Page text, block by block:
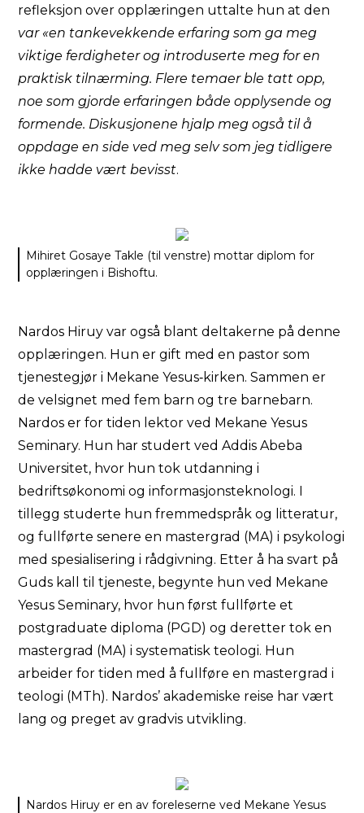
refleksjon over opplæringen uttalte hun at den
var «en tankevekkende erfaring som ga meg
viktige ferdigheter og introduserte meg for en
praktisk tilnærming. Flere temaer ble tatt opp,
noe som gjorde erfaringen både opplysende og
formende. Diskusjonene hjalp meg også til å
oppdage en side ved meg selv som jeg tidligere
ikke hadde vært bevisst.
Mihiret Gosaye Takle (til venstre) mottar diplom for
opplæringen i Bishoftu.
Nardos Hiruy var også blant deltakerne på denne
opplæringen. Hun er gift med en pastor som
tjenestegjør i Mekane Yesus‑kirken. Sammen er
de velsignet med fem barn og tre barnebarn.
Nardos er for tiden lektor ved Mekane Yesus
Seminary. Hun har studert ved Addis Abeba
Universitet, hvor hun tok utdanning i
bedriftsøkonomi og informasjonsteknologi. I
tillegg studerte hun fremmedspråk og litteratur,
og fullførte senere en mastergrad (MA) i psykologi
med spesialisering i rådgivning. Etter å ha svart på
Guds kall til tjeneste, begynte hun ved Mekane
Yesus Seminary, hvor hun først fullførte et
postgraduate diploma (PGD) og deretter tok en
mastergrad (MA) i systematisk teologi. Hun
arbeider for tiden med å fullføre en mastergrad i
teologi (MTh). Nardos’ akademiske reise har vært
lang og preget av gradvis utvikling.
Nardos Hiruy er en av foreleserne ved Mekane Yesus